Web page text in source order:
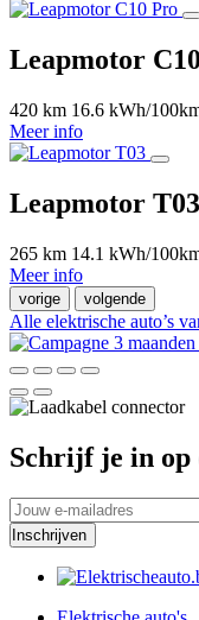
Leapmotor
420 km 16.6 kWh/
Meer info
Leapmotor T03
265 km 14.1 kWh/
Meer info
vorige volgende
Alle elektrische auto’s
Schrijf je in op